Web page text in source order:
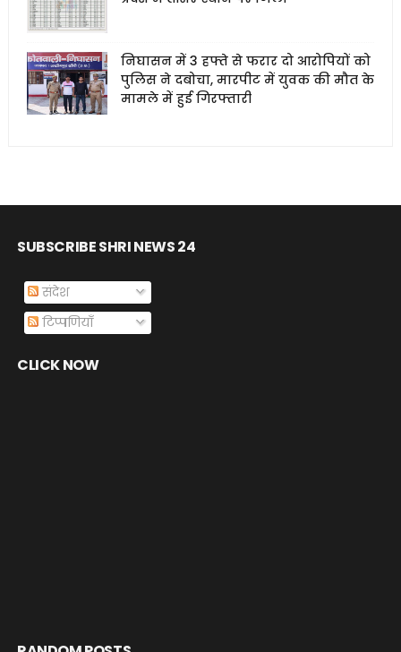
निघासन में 3 हफ्ते से फरार दो आरोपियों को
पुलिस ने दबोचा, मारपीट में युवक की मौत के
मामले में हुई गिरफ्तारी
SUBSCRIBE SHRI NEWS 24
संदेश
टिप्पणियाँ
CLICK NOW